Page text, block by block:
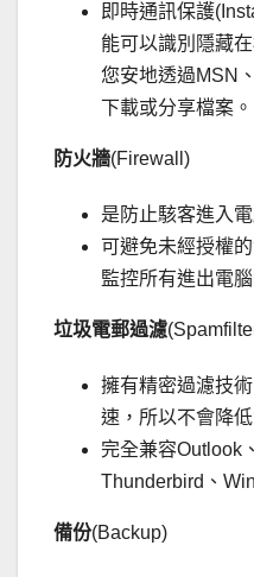
即時通訊保護
能可以識別隱藏
您安地透過MSN
下載或分享檔案。
防火牆(Firewall)
是防止駭客進入
可避免未經授權
監控所有進出電
垃圾電郵過濾
擁有精密過濾技
速，所以不會降
完全兼容Outlook
Thunderbird、
備份(Backup)